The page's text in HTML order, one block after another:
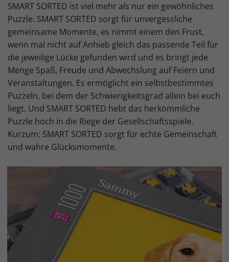
SMART SORTED ist viel mehr als nur ein gewöhnliches
Puzzle. SMART SORTED sorgt für unvergessliche
gemeinsame Momente, es nimmt einem den Frust,
wenn mal nicht auf Anhieb gleich das passende Teil für
die jeweilige Lücke gefunden wird und es bringt jede
Menge Spaß, Freude und Abwechslung auf Feiern und
Veranstaltungen. Es ermöglicht ein selbstbestimmtes
Puzzeln, bei dem der Schwierigkeitsgrad allein bei euch
liegt. Und SMART SORTED hebt das herkömmliche
Puzzle hoch in die Riege der Gesellschaftsspiele.
Kurzum: SMART SORTED sorgt für echte Gemeinschaft
und wahre Glücksmomente.